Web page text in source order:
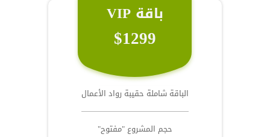
باقة VIP
$1299
الباقة شاملة حقيبة رواد الأعمال
حجم المشروع "مفتوح"